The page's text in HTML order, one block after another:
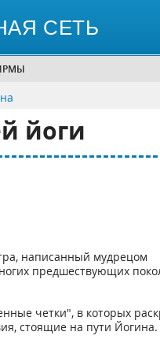
СЕТЬ
йоги
написанный мудрецом
предшествующих
четки", в которых
стоящие на пути Йогина.